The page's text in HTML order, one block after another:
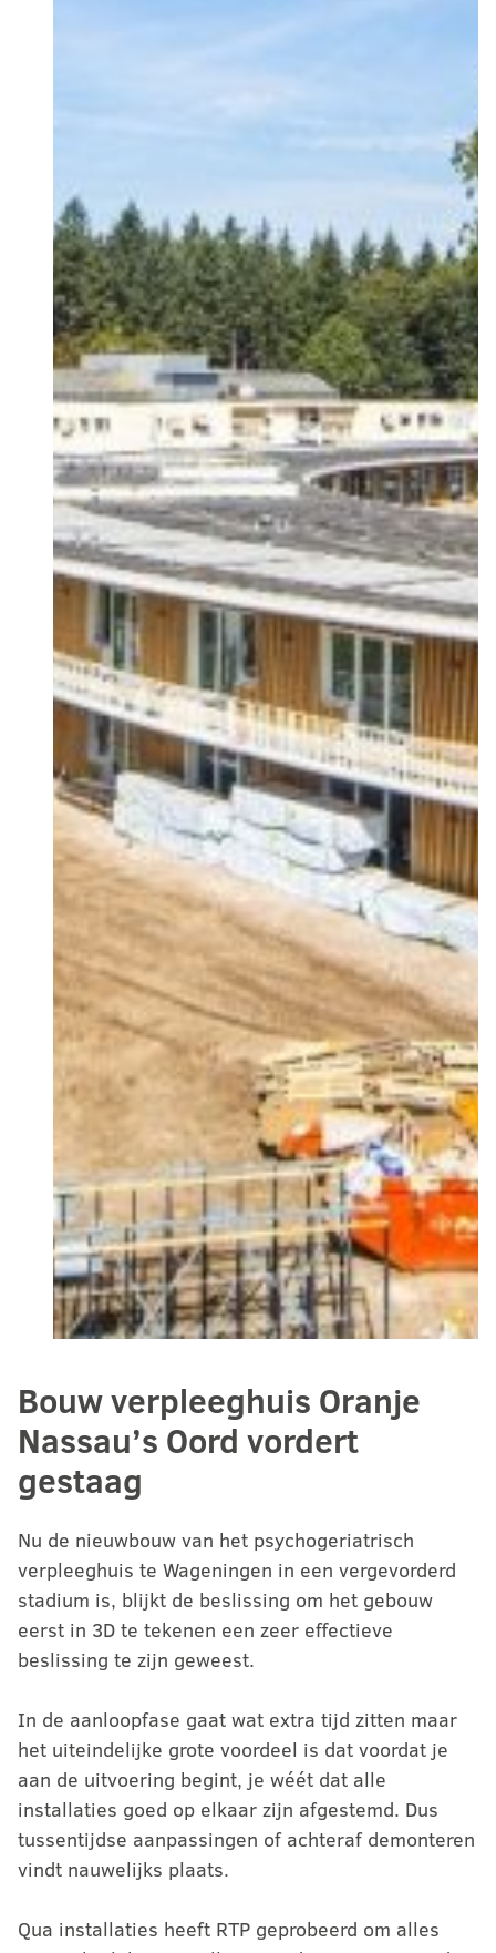
Bouw verpleeghuis Oranje
Nassau’s Oord vordert
gestaag
Nu de nieuwbouw van het psychogeriatrisch
verpleeghuis te Wageningen in een vergevorderd
stadium is, blijkt de beslissing om het gebouw
eerst in 3D te tekenen een zeer effectieve
beslissing te zijn geweest.
In de aanloopfase gaat wat extra tijd zitten maar
het uiteindelijke grote voordeel is dat voordat je
aan de uitvoering begint, je wéét dat alle
installaties goed op elkaar zijn afgestemd. Dus
tussentijdse aanpassingen of achteraf demonteren
vindt nauwelijks plaats.
Qua installaties heeft RTP geprobeerd om alles